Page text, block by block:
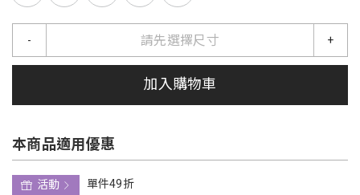
請先選擇尺寸
- +
加入購物車
本商品適用優惠
活動
單件49折